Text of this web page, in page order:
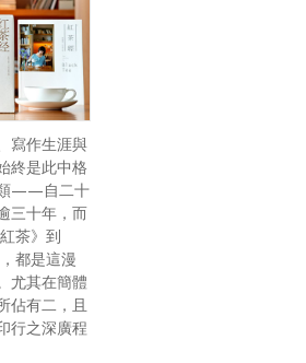
寫作生涯與
終是此中格
類——自二十
三十年，而
茶》到
都是這漫
尤其在簡體
佔有二，且
行之深廣程